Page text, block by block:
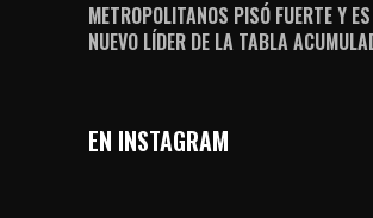
METROPOLITANOS PISÓ FUERTE Y
NUEVO LÍDER DE LA TABLA
EN INSTAGRAM